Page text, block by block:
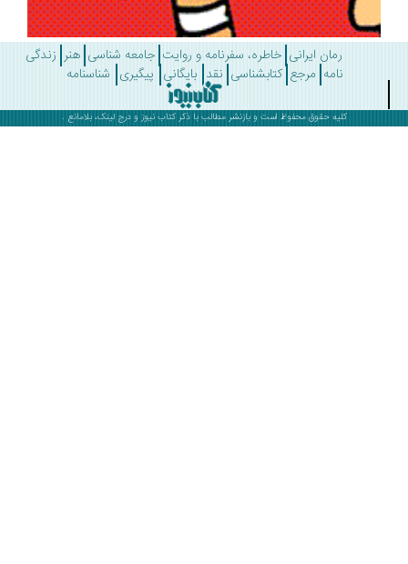
رمان ایرانی خاطره، سفرنامه و روایت جامعه شناسی هنر زندگی
مرجع کتابشناسی نقد بایگانی پیگیری شناسنامه
کلیه حقوق محفوظ است و بازنشر مطالب با ذکرکتاب نیوزو درج لینک، بلامانع .